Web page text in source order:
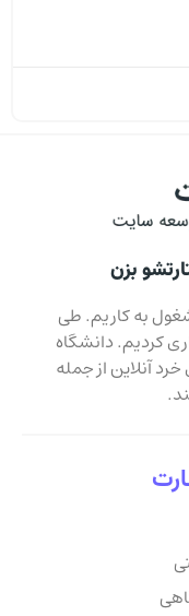
بزن
به کاریم. طی
کردیم. دانشگاه
آنلاین از جمله